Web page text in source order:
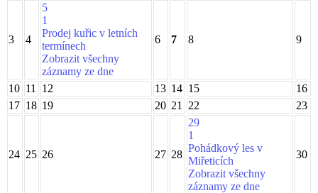
3 4
5
1
Prodej kuřic v letních
termínech
Zobrazit všechny
záznamy ze dne
6 7 8 9
10 11 12 13 14 15
16
17 18 19 20 21 22 23
24 25 26 27 28
29
1
Pohádkový les v
Miřeticích
Zobrazit všechny
záznamy ze dne
30